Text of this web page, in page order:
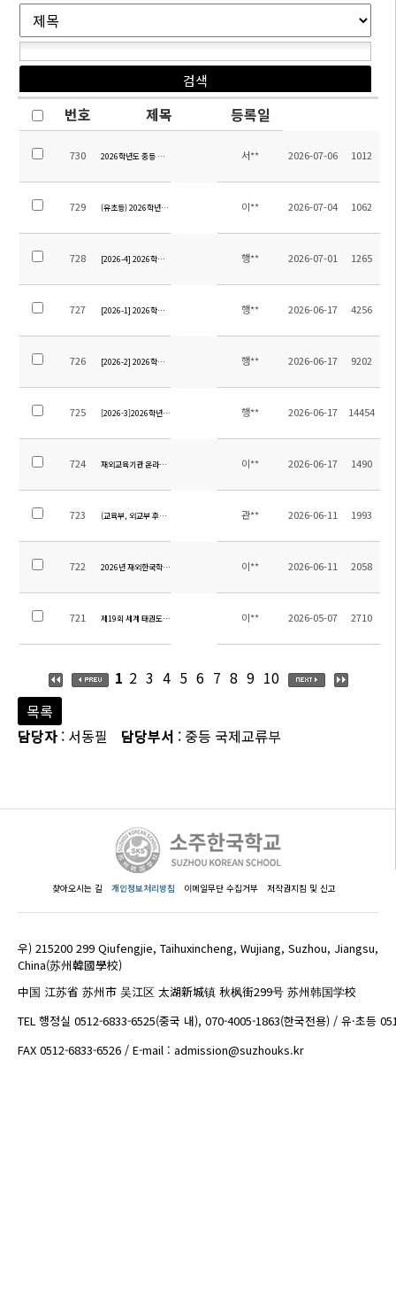
번호 제목 등록일
730 2026학년도 중등 영어 교재 안내 서** 2026-07-06 1012
729 (유초등) 2026학년도 여름방학계획(학년별) 이** 2026-07-04 1062
728 [2026-4] 2026학년도 12학년 졸업여행 위탁용역 업체 선정을 위한 입찰 재공고
행** 2026-07-01 1265
727 [2026-1] 2026학년도 9학년 졸업여행 위탁용역 업체 선정을 위한 입찰 공고
행** 2026-06-17 4256
726 [2026-2] 2026학년도 12학년 졸업여행 위탁용역 업체 선정을 위한 입찰 공고
행** 2026-06-17 9202
725 [2026-3]2026학년도 중등 현장체험학습 위탁용역 업체 선정을 위한 입찰 공고
행** 2026-06-17 14454
724 재외교육기관 온라인소식지 제13호 원고모집(7.8.까지)
이** 2026-06-17 1490
723 (교육부, 외교부 후원) 2026 내가 한국바로알리기 주인공 공모전 안내
관** 2026-06-11 1993
722 2026년 재외한국학교 학생 이야기 공모전 안내이** 2026-06-11 2058
721 제19회 세계 태권도 문화엑스포 대회 안내 이** 2026-05-07 2710
1 2 3 4 5 6 7 8 9 10
목록
담당자 : 서동필 담당부서 : 중등 국제교류부
찾아오시는 길 개인정보처리방침 이메일무단 수집거부 저작권지침 및 신고
우) 215200 299 Qiufengjie, Taihuxincheng, Wujiang, Suzhou, Jiangsu,
China(苏州韓國學校)
中国 江苏省 苏州市 吴江区 太湖新城镇 秋枫街299号 苏州韩国学校
TEL 행정실 0512-6833-6525(중국 내), 070-4005-1863(한국전용) / 유·초등
FAX 0512-6833-6526 / E-mail : admission@suzhouks.kr